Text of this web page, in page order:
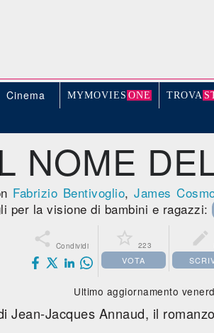
Cinema MYMOVIE S ONE TROVA
NOME
Fabrizio Bentivoglio,James
per la visione di bambini e ragazzi:
 Condividi  223
VOTA

Ultimo aggiornamento
Jean-Jacques Annaud, il